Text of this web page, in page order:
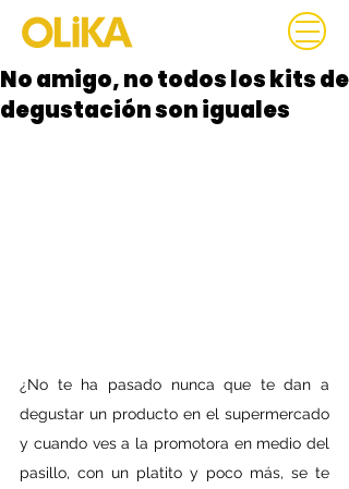
No amigo, no todos los kits de
degustación son iguales
¿No te ha pasado nunca que te dan a
degustar un producto en el supermercado
y cuando ves a la promotora en medio del
pasillo, con un platito y poco más, se te